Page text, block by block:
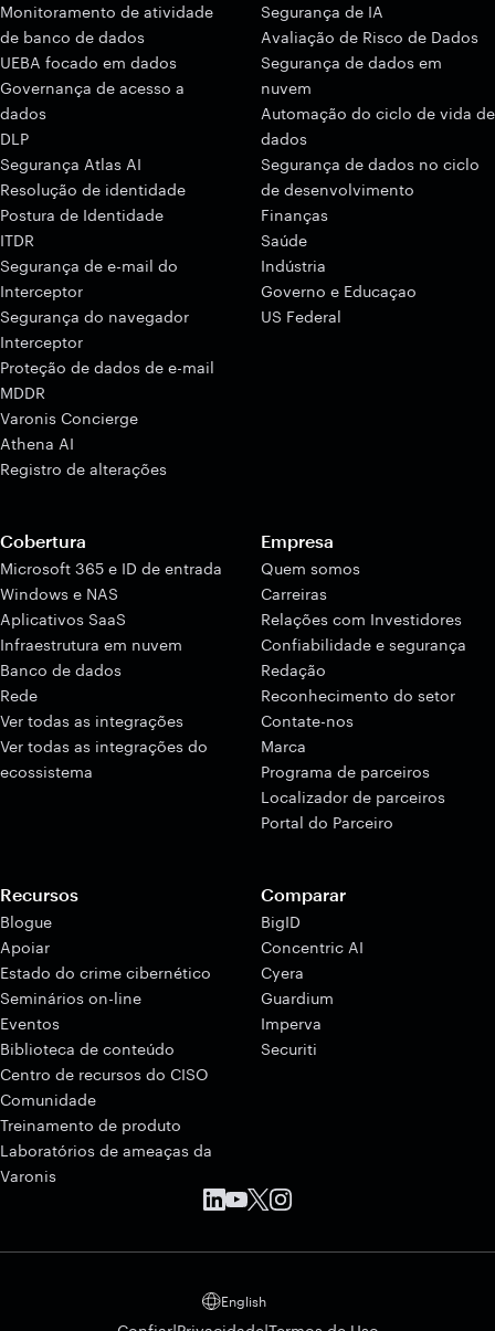
Monitoramento de atividade
de banco de dados
UEBA focado em dados
Governança de acesso a
dados
DLP
Segurança Atlas AI
Resolução de identidade
Postura de Identidade
ITDR
Segurança de e-mail do
Interceptor
Segurança do navegador
Interceptor
Proteção de dados de e-mail
MDDR
Varonis Concierge
Athena AI
Registro de alterações
Segurança de IA
Avaliação de Risco de Dados
Segurança de dados em
nuvem
Automação do ciclo de vida de
dados
Segurança de dados no ciclo
de desenvolvimento
Finanças
Saúde
Indústria
Governo e Educaçao
US Federal
Cobertura
Microsoft 365 e ID de entrada
Windows e NAS
Aplicativos SaaS
Infraestrutura em nuvem
Banco de dados
Rede
Ver todas as integrações
Ver todas as integrações do
ecossistema
Empresa
Quem somos
Carreiras
Relações com Investidores
Confiabilidade e segurança
Redação
Reconhecimento do setor
Contate-nos
Marca
Programa de parceiros
Localizador de parceiros
Portal do Parceiro
Recursos
Blogue
Apoiar
Estado do crime cibernético
Seminários on-line
Eventos
Biblioteca de conteúdo
Centro de recursos do CISO
Comunidade
Treinamento de produto
Laboratórios de ameaças da
Varonis
Comparar
BigID
Concentric AI
Cyera
Guardium
Imperva
Securiti
English